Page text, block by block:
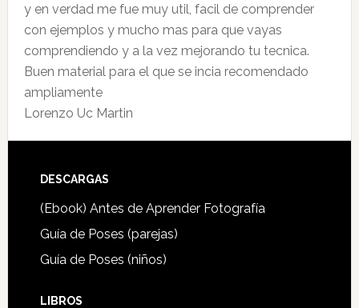
y en verdad me fue muy util, facil de comprender
con ejemplos y mucho mas para que vayas
comprendiendo y a la vez mejorando tu tecnica.
Buen material para el que se incia recomendado
ampliamente
Lorenzo Uc Martin
Footer
DESCARGAS
(Ebook) Antes de Aprender Fotografía
Guía de Poses (parejas)
Guía de Poses (niños)
LIBROS